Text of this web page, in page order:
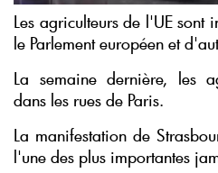
Les agriculteurs de l'UE sont
le Parlement européen et
La semaine dernière, les
dans les rues de Paris.
La manifestation de
l'une des plus importantes